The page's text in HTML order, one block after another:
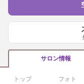
サロン情報
トップ フォト